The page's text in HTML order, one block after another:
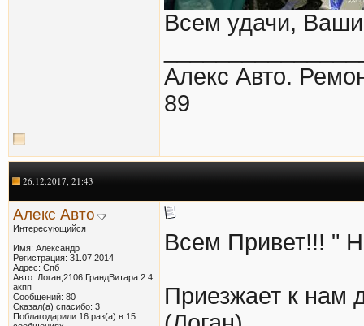
Всем удачи,
Алекс Авто.
89
26.12.2017, 21:43
Алекс Авто
Интересующийся
Имя: Александр
Регистрация: 31.07.2014
Адрес: Спб
Авто: Логан,2106,ГрандВитара 2.4
акпп
Сообщений: 80
Сказал(а) спасибо: 3
Поблагодарили 16 раз(а) в 15
Всем Привет!!! "
Приезжает к нам